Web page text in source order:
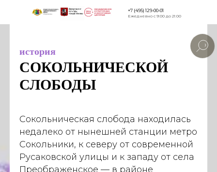
Версия для
+7 (495) 129-00-01
Ежедневно с 9:00 до 21:00
история
СОКОЛЬНИЧЕСКОЙ
СЛОБОДЫ
Сокольническая слобода находилась
недалеко от нынешней станции метро
Сокольники, к северу от современной
Русаковской улицы и к западу от села
Преображенское — в районе